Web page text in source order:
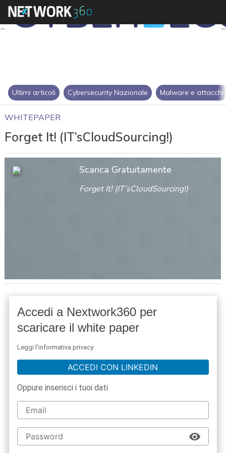
Ultimi articoli Cybersecurity Nazionale Malware e attacchi
WHITEPAPER
Forget It! (IT’sCloudSourcing!)
Scarica Gratuitamente
Forget It! (IT’sCloudSourcing!)
Accedi a Nextwork360 per
scaricare il white paper
Leggi l'informativa privacy
ACCEDI CON LINKEDIN
Oppure inserisci i tuoi dati